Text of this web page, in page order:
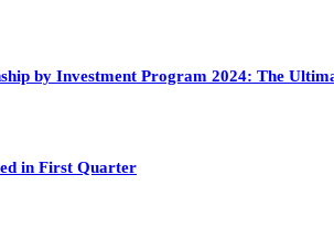
by Investment Program 2024: The
in First Quarter